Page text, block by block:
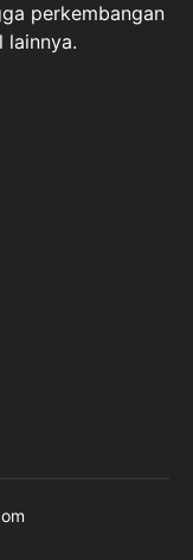
perkembangan
lainnya.